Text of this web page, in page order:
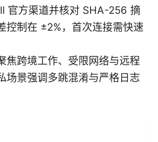
官方渠道并核对 SHA-256 摘
控制在 ±2%，首次连接需快速
焦跨境工作、受限网络与远程
场景强调多跳混淆与严格日志